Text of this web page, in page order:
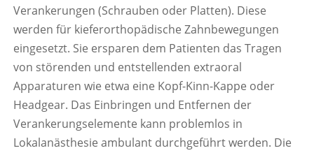
Verankerungen (Schrauben oder Platten). Diese
werden für kieferorthopädische Zahnbewegungen
eingesetzt. Sie ersparen dem Patienten das Tragen
von störenden und entstellenden extraoral
Apparaturen wie etwa eine Kopf-Kinn-Kappe oder
Headgear. Das Einbringen und Entfernen der
Verankerungselemente kann problemlos in
Lokalanästhesie ambulant durchgeführt werden. Die